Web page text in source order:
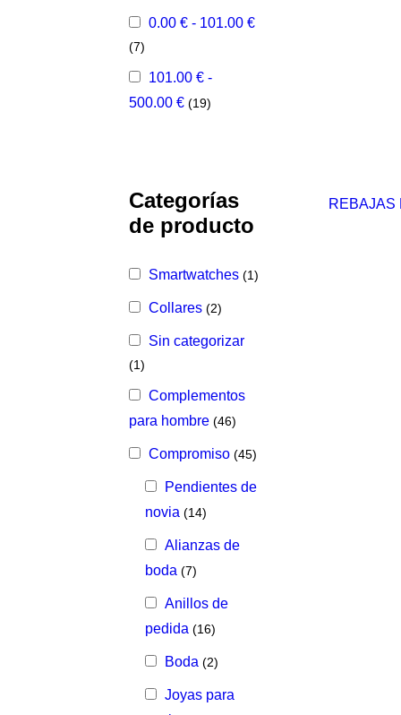
REBAJAS
0.00 € - 101.00 €
(7)
101.00 € -
500.00 € (19)
Categorías
de producto
Smartwatches (1)
Collares (2)
Sin categorizar
(1)
Complementos
para hombre (46)
Compromiso (45)
Pendientes de
novia (14)
Alianzas de
boda (7)
Anillos de
pedida (16)
Boda (2)
Joyas para